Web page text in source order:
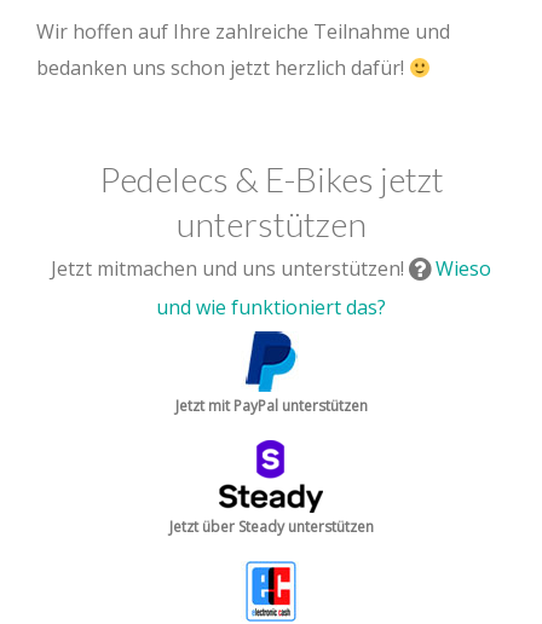
Wir hoffen auf Ihre zahlreiche Teilnahme und
bedanken uns schon jetzt herzlich dafür!
Pedelecs & E-Bikes jetzt
unterstützen
Jetzt mitmachen und uns unterstützen!
Wieso
und wie funktioniert das?
Jetzt mit PayPal unterstützen
Jetzt über Steady unterstützen